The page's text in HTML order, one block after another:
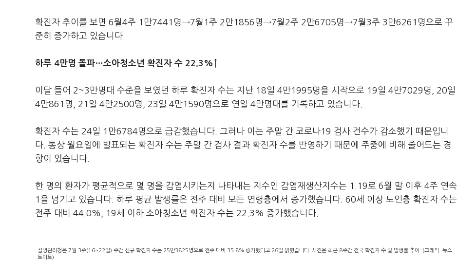
확진자 추이를 보면 6월4주 1만7441명→7월1주 2만1856명→7월2주 2만6705명→7월3주 3만6261명으로 꾸
준히 증가하고 있습니다.
하루 4만명 돌파…소아청소년 확진자 수 22.3%↑
이달 들어 2~3만명대 수준을 보였던 하루 확진자 수는 지난 18일 4만1995명을 시작으로 19일 4만7029명, 20일
4만861명, 21일 4만2500명, 23일 4만1590명으로 연일 4만명대를 기록하고 있습니다.
확진자 수는 24일 1만6784명으로 급감했습니다. 그러나 이는 주말 간 코로나19 검사 건수가 감소했기 때문입니
다. 통상 월요일에 발표되는 확진자 수는 주말 간 검사 결과 확진자 수를 반영하기 때문에 주중에 비해 줄어드는 경
향이 있습니다.
한 명의 환자가 평균적으로 몇 명을 감염시키는지 나타내는 지수인 감염재생산지수는 1.19로 6월 말 이후 4주 연속
1을 넘기고 있습니다. 하루 평균 발생률은 전주 대비 모든 연령층에서 증가했습니다. 60세 이상 노인층 확진자 수는
전주 대비 44.0%, 19세 이하 소아청소년 확진자 수는 22.3% 증가했습니다.
질병관리청은 7월 3주(16~22일) 주간 신규 확진자 수는 25만3825명으로 전주 대비 35.8% 증가했다고 26일 밝혔습니다. 사진은 최근 8주간 전국 확진자 수 및 발생률 추이. (그래픽=뉴스
토마토)